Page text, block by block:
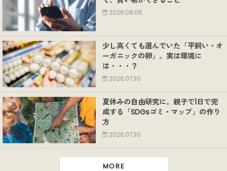
2026.08.05
少し高くても選んでいた「平飼い・オ
ーガニックの卵」。実は環境に
は・・・？
2026.07.30
夏休みの自由研究に。親子で1日で完
成する「SDGsゴミ・マップ」の作り
方
2026.07.30
MORE